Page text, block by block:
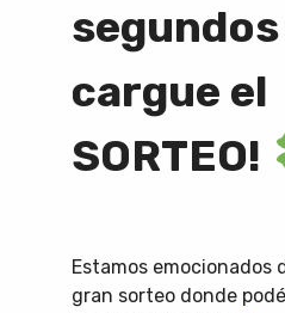
cargue el
SORTEO!
Estamos emocionados
gran sorteo donde